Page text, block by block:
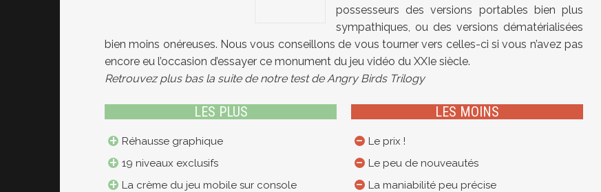
possesseurs des versions portables bien plus
sympathiques, ou des versions dématérialisées
bien moins onéreuses. Nous vous conseillons de vous tourner vers celles-ci si vous n’avez pas
encore eu l’occasion d’essayer ce monument du jeu vidéo du XXIe siècle.
Retrouvez plus bas la suite de notre test de Angry Birds Trilogy
LES PLUS
Réhausse graphique
19 niveaux exclusifs
La crème du jeu mobile sur console
LES MOINS
Le prix !
Le peu de nouveautés
La maniabilité peu précise